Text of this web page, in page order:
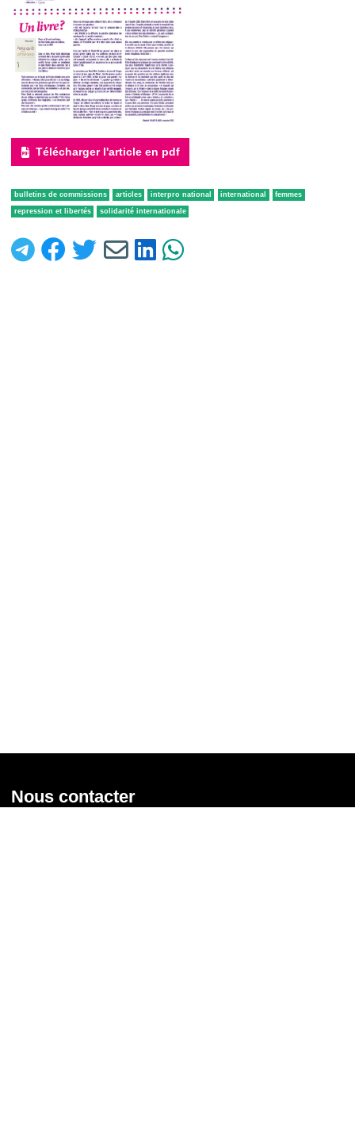
Télécharger l'article en pdf
bulletins de commissions articles interpro national international femmes
repression et libertés solidarité internationale
Nous contacter